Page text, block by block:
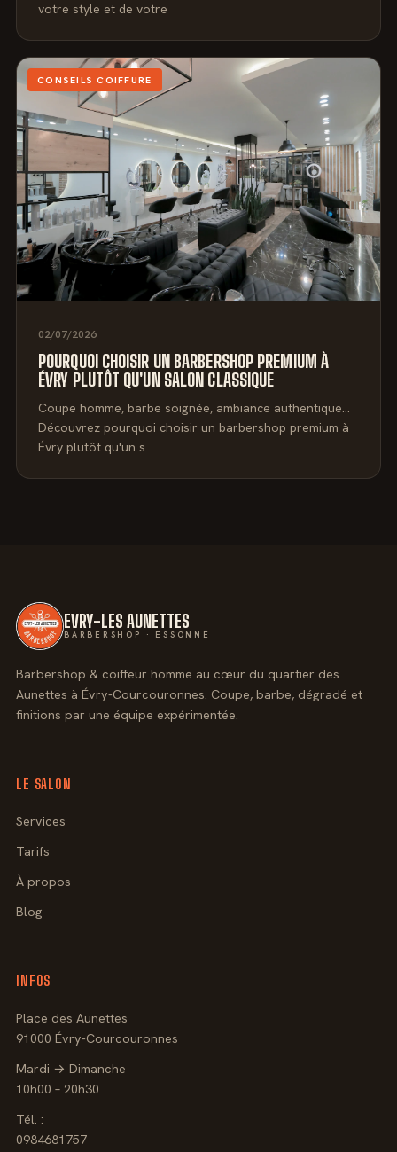
votre style et de votre
CONSEILS COIFFURE
02/07/2026
POURQUOI CHOISIR UN BARBERSHOP PREMIUM À
ÉVRY PLUTÔT QU'UN SALON CLASSIQUE
Coupe homme, barbe soignée, ambiance authentique…
Découvrez pourquoi choisir un barbershop premium à
Évry plutôt qu'un s
EVRY-LES AUNETTES
BARBERSHOP · ESSONNE
Barbershop & coiffeur homme au cœur du quartier des
Aunettes à Évry-Courcouronnes. Coupe, barbe, dégradé et
finitions par une équipe expérimentée.
LE SALON
Services
Tarifs
À propos
Blog
INFOS
Place des Aunettes
91000 Évry-Courcouronnes
Mardi → Dimanche
10h00 – 20h30
Tél. :
0984681757